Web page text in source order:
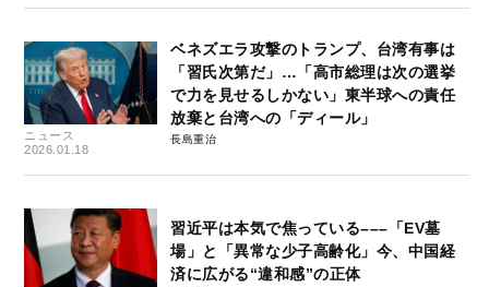
ニュース
2026.01.18
ベネズエラ攻撃のトランプ、台湾有事は
「習氏次第だ」…「高市総理は次の選挙
で力を見せるしかない」東半球への責任
放棄と台湾への「ディール」
長島重治
習近平は本気で焦っている–––「EV墓
場」と「異常な少子高齢化」今、中国経
済に広がる“違和感”の正体